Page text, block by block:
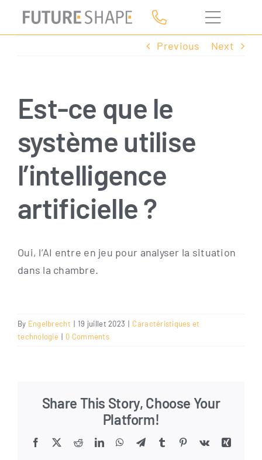
Previous Next
Est-ce que le
système utilise
l’intelligence
artificielle ?
Oui, l’AI ent­re en jeu pour ana­ly­ser la situa­ti­on
dans la chambre.
By Engelbrecht | 19 juillet 2023 | Caractéristiques et
technologie | 0 Comments
Share This Story, Choose Your
Platform!
Facebook RedditLinkedInWhatsApp
TelegramTumblr Pinterest
Vk
Xing